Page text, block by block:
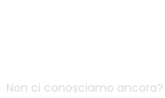
Non ci conosciamo